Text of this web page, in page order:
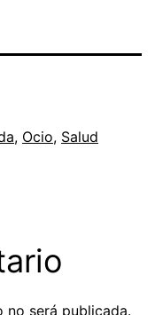
, Ocio, Salud
será publicada.